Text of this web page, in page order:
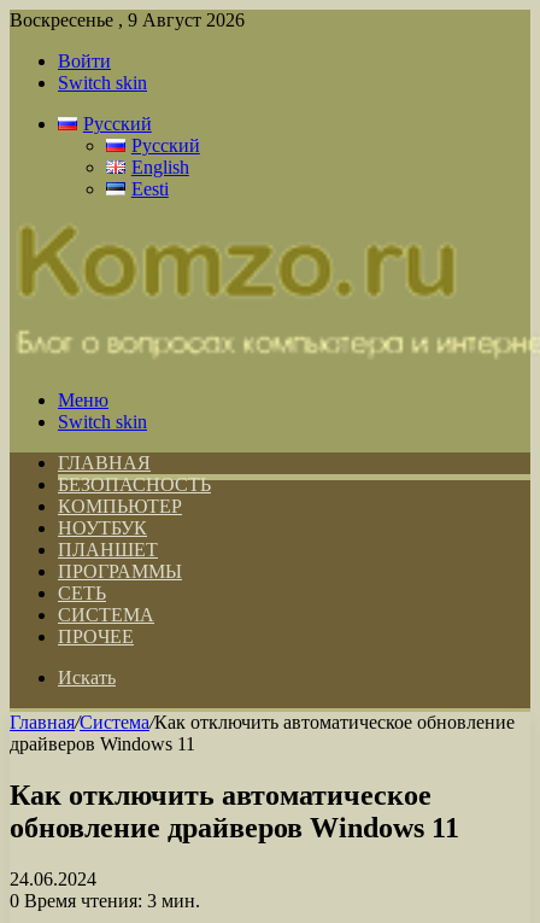
Воскресенье , 9 Август 2026
Войти
Switch skin
Русский
Русский
English
Eesti
Меню
Switch skin
ГЛАВНАЯ
БЕЗОПАСНОСТЬ
КОМПЬЮТЕР
НОУТБУК
ПЛАНШЕТ
ПРОГРАММЫ
СЕТЬ
СИСТЕМА
ПРОЧЕЕ
Искать
Главная/Система/Как отключить автоматическое обновление
драйверов Windows 11
Как отключить автоматическое
обновление драйверов Windows 11
24.06.2024
0 Время чтения: 3 мин.